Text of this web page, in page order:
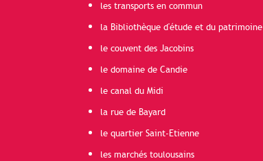
les transports en commun
la Bibliothèque d'étude et du patrimoine
le couvent des Jacobins
le domaine de Candie
le canal du Midi
la rue de Bayard
le quartier Saint-Etienne
les marchés toulousains